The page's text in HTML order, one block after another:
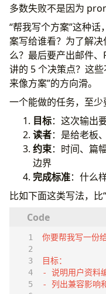
代码执行环境
Linter /
浏览器 / 爬
一个好原则
八、迭代
反馈要具体，不要
一个很实用的重写
九、要允许模型承认
你可以明确要求
一个推荐格式
十、建立小型评测
评测集至少包含三类
1. 常规样本
2. 边界样本
3. 反例样本
评什么
一个很实用的做法
十一、常见失败模式
1. 任务太宽，输
2. 材料不够，却
3. 想让模型替你
多数失败不是因为
“帮我写个方案”这种
案写给谁看？为了解
么？最后要产出邮件
讲的 5 个决策点？这
来像方案”的方向滑。
一个能做的任务，至少
目标：这次输出
读者：是给老板
约束：时间、篇
边界
完成标准：什么
比如下面这类写法，比